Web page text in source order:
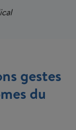
gestes
du